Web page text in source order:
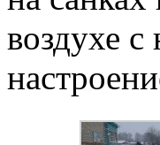
воздухе